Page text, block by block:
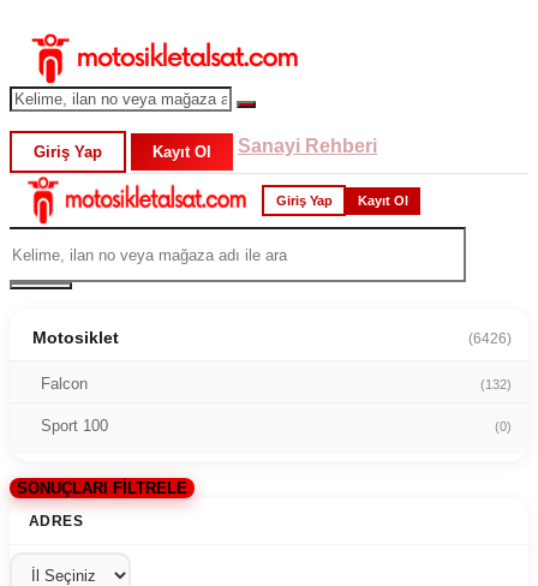
Giriş Yap Kayıt Ol Sanayi Rehberi
Giriş Yap Kayıt Ol
Motosiklet (6426)
Falcon (132)
Sport 100 (0)
SONUÇLARI FİLTRELE
ADRES